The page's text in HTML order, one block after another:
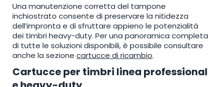
Una manutenzione corretta del tampone
inchiostrato consente di preservare la nitidezza
dell’impronta e di sfruttare appieno le potenzialità
dei timbri heavy-duty. Per una panoramica completa
di tutte le soluzioni disponibili, è possibile consultare
anche la sezione cartucce di ricambio.
Cartucce per timbri linea professional